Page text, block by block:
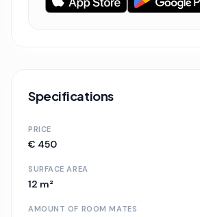
Specifications
PRICE
€ 450
SURFACE AREA
12 m²
AMOUNT OF ROOM MATES